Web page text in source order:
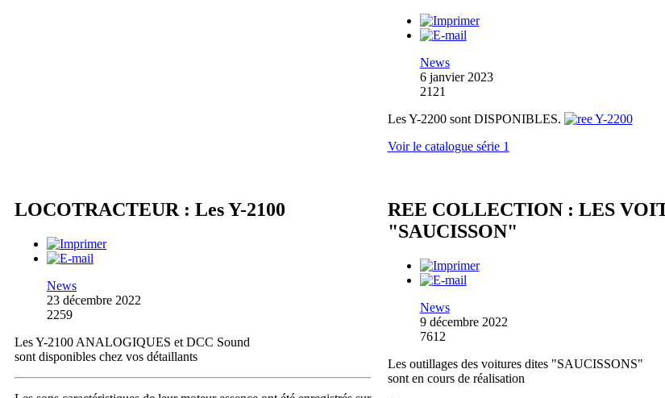
News
6 janvier 2023
2121
Les Y-2200 sont DISPONIBLES.
Voir le catalogue série 1
LOCOTRACTEUR : Les Y-2100
News
23 décembre 2022
2259
Les Y-2100 ANALOGIQUES et DCC Sound
sont disponibles chez vos détaillants
REE COLLECTION : LES
"SAUCISSON"
News
9 décembre 2022
7612
Les outillages des voitures dites "SAUCISSONS"
sont en cours de réalisation